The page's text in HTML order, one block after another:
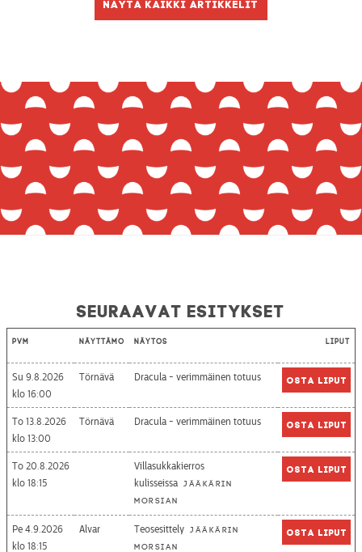
Näytä kaikki artikkelit
Seuraavat esitykset
Pvm Näyttämö Näytös Liput
Su 9.8.2026
16:00
Törnävä Dracula - verimmäinen totuus Osta liput
To 13.8.2026
13:00
Törnävä Dracula - verimmäinen totuus Osta liput
To 20.8.2026
18:15
Villasukkakierros
kulisseissa Jääkärin
morsian
Osta liput
Pe 4.9.2026
18:15
Alvar Teosesittely Jääkärin
morsian
Osta liput